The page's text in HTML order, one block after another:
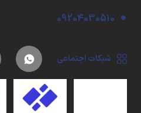
09204030510
شبکات اجتماعی